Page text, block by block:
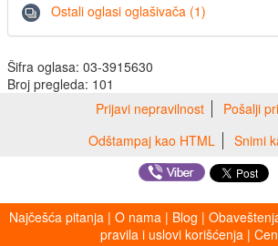
Ostali oglasi oglašivača (1)
Šifra oglasa: 03-3915630
Broj pregleda: 101
Prijavi nepravilnost
Pošalji
Odštampaj kao HTML
Snimi
Najčešća pitanja | O nama | Blog |
pravila i uslovi korišćenja |